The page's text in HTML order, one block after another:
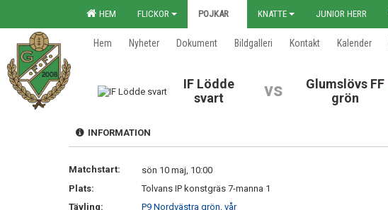
HEM FLICKOR POJKAR KNATTE JUNIOR HERR
Hem Nyheter Dokument Bildgalleri Kontakt Kalender
IF Lödde
svart
vs
Glumslövs FF
grön
INFORMATION
Matchstart:
sön 10 maj, 10:00
Plats:
Tolvans IP konstgräs 7-manna 1
Tävling:
P9 Nordvästra grön, vår